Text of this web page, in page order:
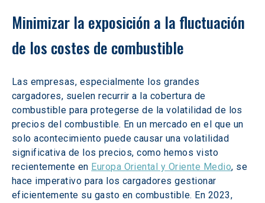
Minimizar la exposición a la fluctuación
de los costes de combustible
Las empresas, especialmente los grandes
cargadores, suelen recurrir a la cobertura de
combustible para protegerse de la volatilidad de los
precios del combustible. En un mercado en el que un
solo acontecimiento puede causar una volatilidad
significativa de los precios, como hemos visto
recientemente en Europa Oriental y Oriente Medio, se
hace imperativo para los cargadores gestionar
eficientemente su gasto en combustible. En 2023,